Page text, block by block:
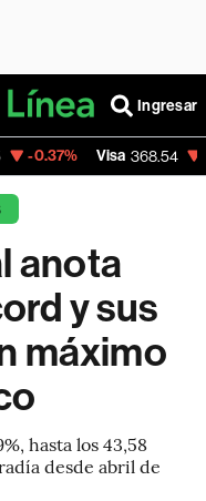
Ingresar
Visa 368.54 -0.28%
anota
y sus
máximo
hasta los 43,58
desde abril de